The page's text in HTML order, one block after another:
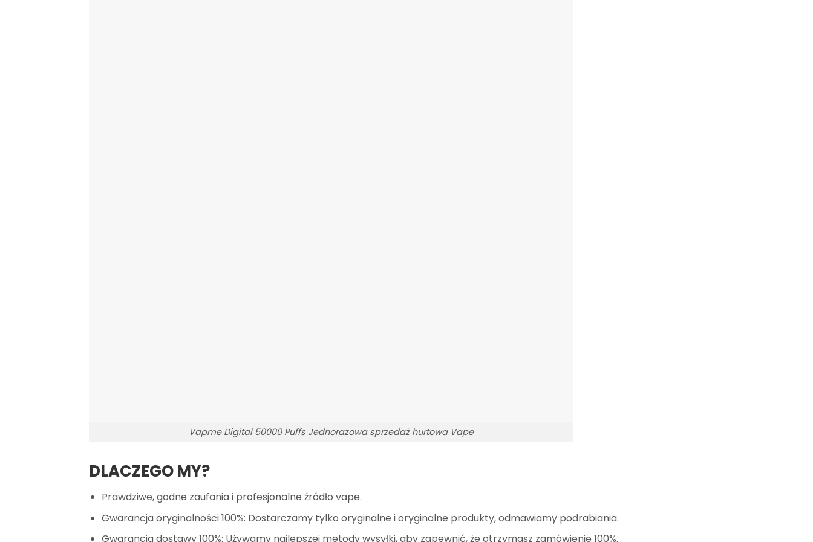
Vapme Digital 50000 Puffs Jednorazowa sprzedaż hurtowa Vape
DLACZEGO MY?
Prawdziwe, godne zaufania i profesjonalne źródło vape.
Gwarancja oryginalności 100%: Dostarczamy tylko oryginalne i oryginalne produkty, odmawiamy podrabiania.
Gwarancja dostawy 100%: Używamy najlepszej metody wysyłki, aby zapewnić, że otrzymasz zamówienie 100%.